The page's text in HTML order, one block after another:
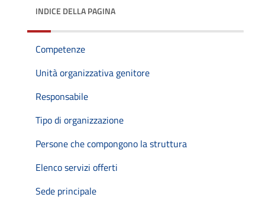
INDICE DELLA PAGINA
Competenze
Unità organizzativa genitore
Responsabile
Tipo di organizzazione
Persone che compongono la struttura
Elenco servizi offerti
Sede principale